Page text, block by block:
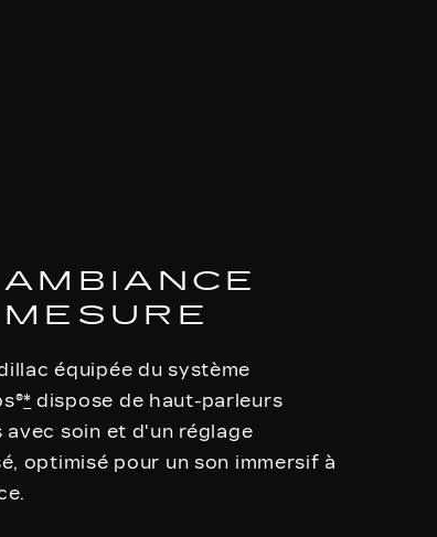
équipée du système
* dispose de haut-parleurs
avec soin et d'un réglage
optimisé pour un son immersif à